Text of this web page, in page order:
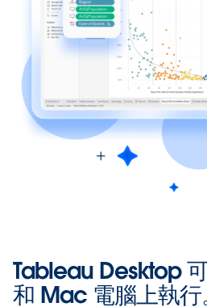
Tableau Desktop
和 Mac 電腦上執行